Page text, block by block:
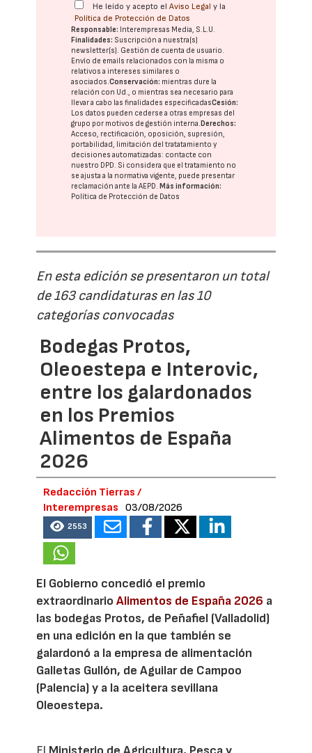
He leído y acepto elAviso Legal y la
Política de Protección de Datos
Responsable: Interempresas Media, S.L.U.
Finalidades: Suscripción a nuestra(s)
newsletter(s). Gestión de cuenta de usuario.
Envío de emails relacionados con la misma o
relativos a intereses similares o
asociados.Conservación: mientras dure la
relación con Ud., o mientras sea necesario para
llevar a cabo las finalidades especificadasCesión:
Los datos pueden cederse a otras empresas del
grupo por motivos de gestión interna.Derechos:
Acceso, rectificación, oposición, supresión,
portabilidad, limitación del tratatamiento y
decisiones automatizadas: contacte con
nuestro DPD. Si considera que el tratamiento no
se ajusta a la normativa vigente, puede presentar
reclamación ante laAEPD.Más información:
Política de Protección de Datos
En esta edición se presentaron un total
de 163 candidaturas en las 10
categorías convocadas
Bodegas Protos,
Oleoestepa e Interovic,
entre los galardonados
en los Premios
Alimentos de España
2026
Redacción Tierras /
Interempresas
03/08/2026
2553
El Gobierno concedió el premio
extraordinarioAlimentos de España 2026 a
las bodegas Protos, de Peñafiel (Valladolid)
en una edición en la que también se
galardonó a la empresa de alimentación
Galletas Gullón, de Aguilar de Campoo
(Palencia) y a la aceitera sevillana
Oleoestepa.